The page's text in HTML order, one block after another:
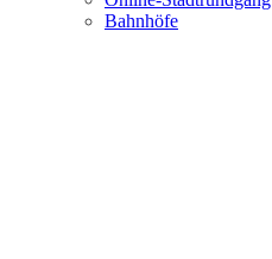
Bahnhöfe